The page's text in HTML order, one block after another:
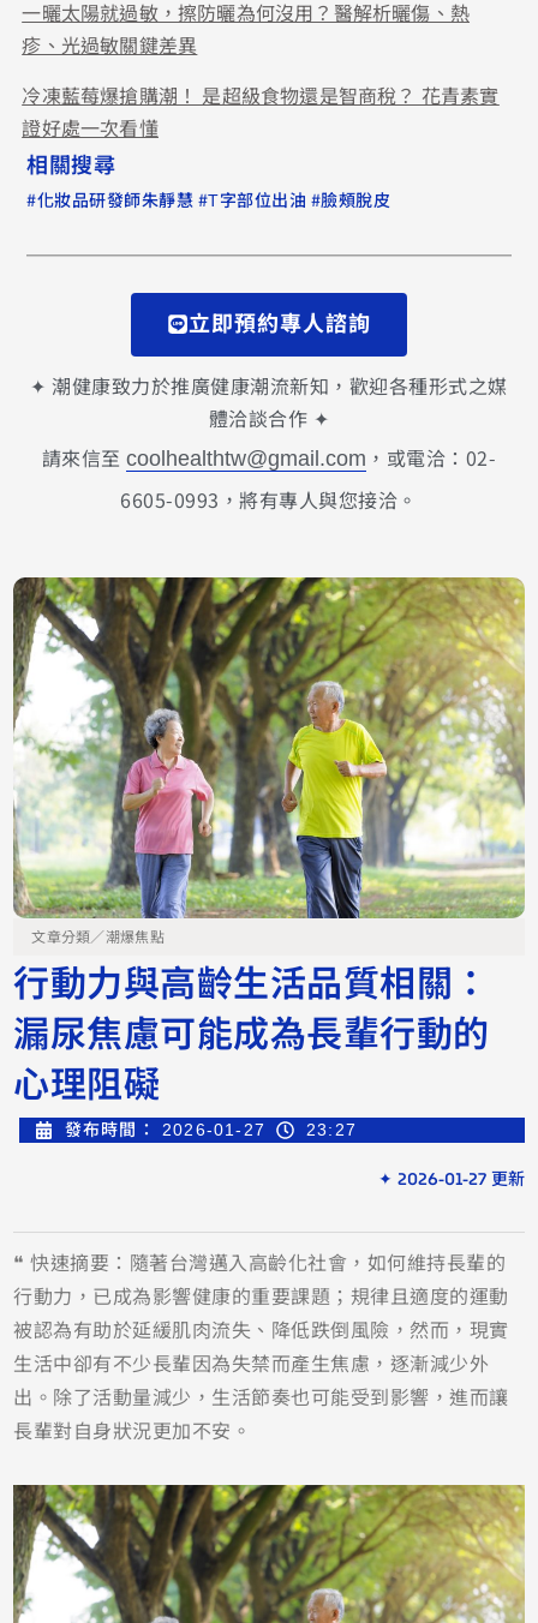
一曬太陽就過敏，擦防曬為何沒用？醫解析曬傷、熱
疹、光過敏關鍵差異
冷凍藍莓爆搶購潮！ 是超級食物還是智商稅？ 花青素實
證好處一次看懂
相關搜尋
#化妝品研發師朱靜慧 #T字部位出油 #臉頰脫皮
立即預約專人諮詢
✦ 潮健康致力於推廣健康潮流新知，歡迎各種形式之媒
體洽談合作 ✦
請來信至coolhealthtw@gmail.com ，或電洽：02-
6605-0993，將有專人與您接洽。
文章分類／潮爆焦點
行動力與高齡生活品質相關：
漏尿焦慮可能成為長輩行動的
心理阻礙
發布時間： 2026-01-27 23:27
✦ 2026-01-27 更新
❝ 快速摘要：隨著台灣邁入高齡化社會，如何維持長輩的
行動力，已成為影響健康的重要課題；規律且適度的運動
被認為有助於延緩肌肉流失、降低跌倒風險，然而，現實
生活中卻有不少長輩因為失禁而產生焦慮，逐漸減少外
出。除了活動量減少，生活節奏也可能受到影響，進而讓
長輩對自身狀況更加不安。